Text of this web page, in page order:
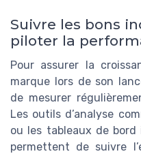
Suivre les bons
piloter la
Pour assurer la
marque lors de son
de mesurer
Les outils d’analyse
ou les tableaux de
permettent de suivre